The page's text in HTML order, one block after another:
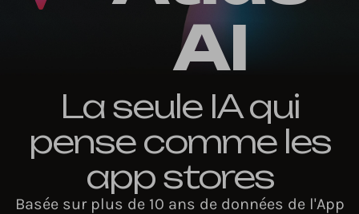
AI
La seule IA qui
pense comme les
app stores
Basée sur plus de 10 ans de données de l'App